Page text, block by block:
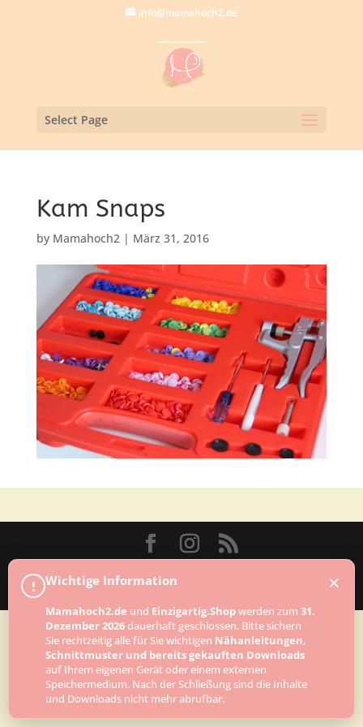
info@mamahoch2.de
Select Page
Kam Snaps
by Mamahoch2| März 31, 2016
WordPress
! Wichtige Information
Mamahoch2.de und Einzigartig.Shopwerden zum 31.
Dezember 2026dauerhaft geschlossen. Bitte sichern
Sie rechtzeitig alle für Sie wichtigen Nähanleitungen,
Schnittmuster und bereits gekauften Downloads
auf Ihrem eigenen Gerät oder einem externen
Speichermedium. Nach der Schließung sind die Inhalte
und Downloads nicht mehr abrufbar.
×